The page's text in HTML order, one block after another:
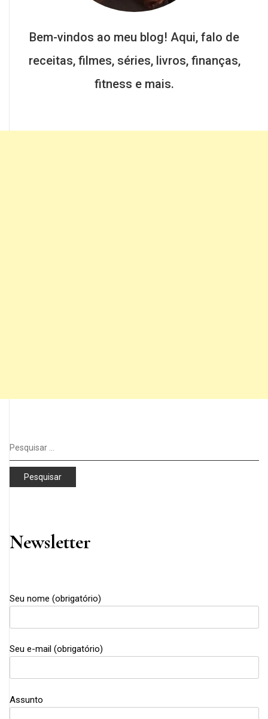
Bem-vindos ao meu blog! Aqui, falo de
receitas, filmes, séries, livros, finanças,
fitness e mais.
Pesquisar
por:
Newsletter
Seu nome (obrigatório)
Seu e-mail (obrigatório)
Assunto